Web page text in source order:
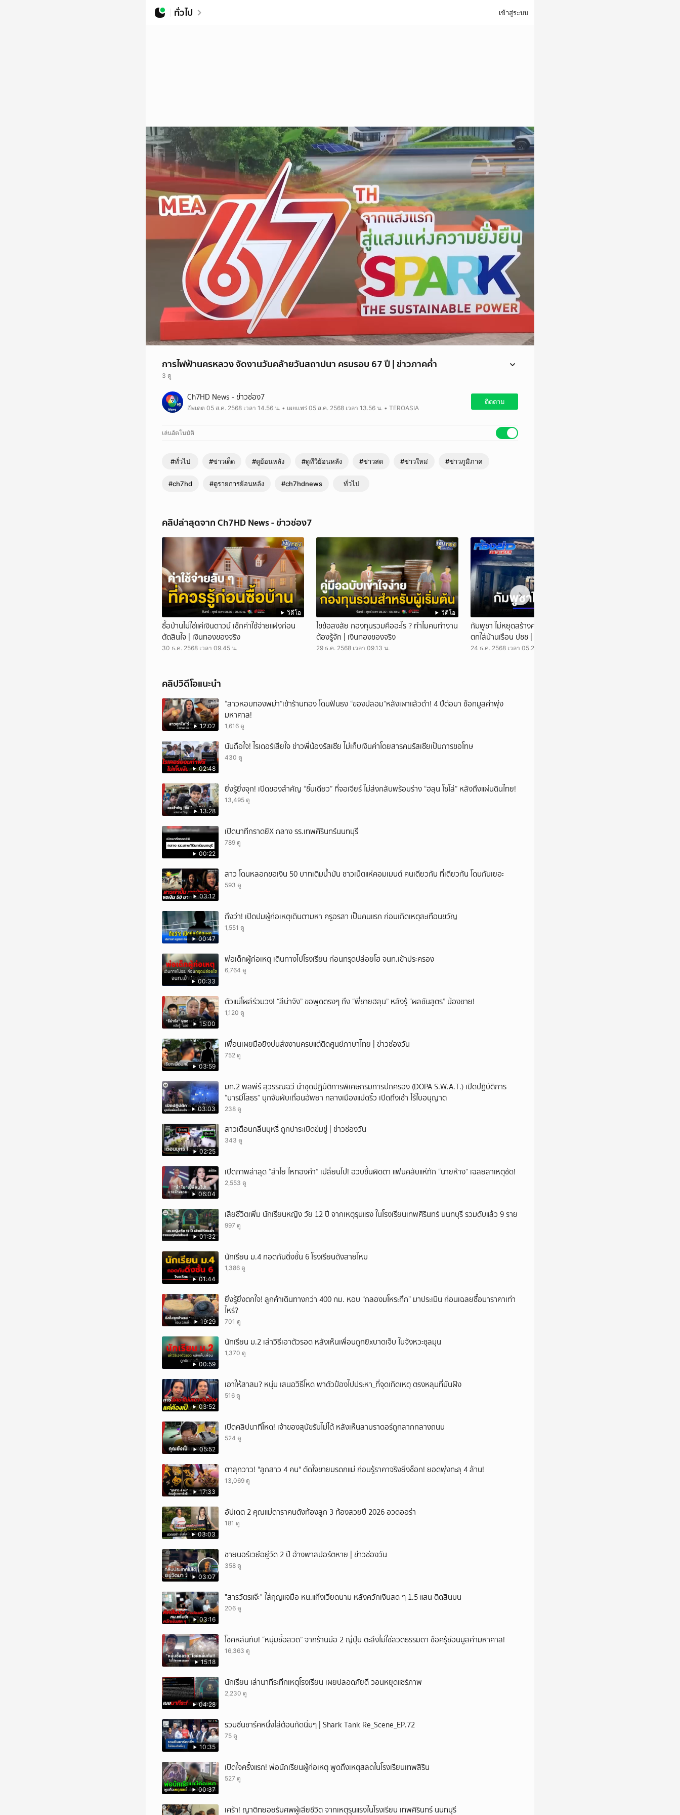
ทั่วไป เข้าสู่ระบบ
การไฟฟ้านครหลวง จัดงานวันคล้ายวันสถาปนา ครบรอบ 67 ปี | ข่าวภาคค่ำ
3 ดู
การไฟฟ้านครหลวง จัดงานวันคล้ายวันสถาปนา ครบรอบ 67 ปี | ข่าวภาคค่ำ
ข่าวภาคค่ำ - MEA จัดงานวันคล้ายวันสถาปนา ครบรอบ 67 ปี พร้อมเตรียมเปิดพิพิธภัณฑ์การไฟฟ้าไทย เมื่อเร็ว ๆ นี้ MEA หรือ
การไฟฟ้านครหลวง จัดงานวันคล้ายวันสถาปนา ครบรอบ 67 ปี ในธีม จากแสงแรก สู่แสงแห่งความยั่งยืน-67th SPARK The
Sustainable Power โดยมีผู้บริหารหน่วยงานทั้งภาครัฐและเอกชน ร่วมแสดงความยินดี พร้อมร่วมบริจาคเงินให้กับ มูลนิธิ
อนุเคราะห์คนพิการฯ มูลนิธิบูรณะชนบทแห่งประเทศไทยฯ และมูลนิธิอุทยานสิ่งแวดล้อมนานาชาติสิรินธร เพื่อสนับสนุนกิจกรรม
สาธารณะประโยชน์ในการพัฒนาและยกระดับคุณภาพชีวิตของคนในสังคม พร้อมเตรียมเปิด MEA SPARK พิพิธภัณฑ์การไฟฟ้า
นวัตกรรมพลังงานอัจฉริยะ พร้อมยกระดับงานบริการดิจิทัลเต็มรูปแบบ และจะเดินหน้าตามเป้าหมาย Carbon Neutrality ปี
2593 เพื่ออนาคตพลังงานของประเทศไทยที่สะอาด เป็นธรรม และยั่งยืน กดติดตามช่อง CH7HD News ได้ที่ :
https://cutt.ly/YTch7hdnews ติดตามข่าวสารเพิ่มเติมได้ที่ : https://news.ch7.com #ข่าวภาคค่ำ #ข่าวช่อง7
#CH7HDNEWS ติดตาม CH7HD News และ TERO Digital ได้ที่ : https://linktr.ee/ch7hdnews_tero
Ch7HD News - ข่าวช่อง7
อัพเดต 05 ส.ค. 2568 เวลา 14.56 น. • เผยแพร่ 05 ส.ค. 2568 เวลา 13.56 น. • TEROASIA
ติดตาม
เล่นอัตโนมัติ
#ทั่วไป #ข่าวเด็ด #ดูย้อนหลัง #ดูทีวีย้อนหลัง #ข่าวสด #ข่าวใหม่ #ข่าวภูมิภาค
#ch7hd #ดูรายการย้อนหลัง #ch7hdnews ทั่วไป
คลิปล่าสุดจาก Ch7HD News - ข่าวช่อง7
วิดีโอ
ซื้อบ้านไม่ใช่แค่เงินดาวน์ เช็กค่าใช้จ่ายแฝงก่อน
ตัดสินใจ | เงินทองของจริง
30 ธ.ค. 2568 เวลา 09.45 น.
วิดีโอ
ไขข้อสงสัย กองทุนรวมคืออะไร ? ทำไมคนทำงาน
ต้องรู้จัก | เงินทองของจริง
29 ธ.ค. 2568 เวลา 09.13 น.
กัมพูชา ไม่หยุดสร้างความเสียหาย ยิง BM-21
ตกใส่บ้านเรือน ปชช | ห้องข่าวภาคเที่ยง
24 ธ.ค. 2568 เวลา 05.20 น.
คลิปวิดีโอแนะนำ
12:02
“สาวหอบทองพม่า”เข้าร้านทอง โดนฟันธง “ของปลอม”หลังเผาแล้วดำ! 4 ปีต่อมา ช็อกมูลค่าพุ่ง
มหาศาล!
1,616 ดู
02:48
นับถือใจ! ไรเดอร์เสียใจ ข่าวพี่น้องรัสเซีย ไม่เก็บเงินค่าโดยสารคนรัสเซียเป็นการขอโทษ
430 ดู
13:28
ยิ่งรู้ยิ่งจุก! เปิดของสำคัญ “ชิ้นเดียว” ที่จอเจียร์ ไม่ส่งกลับพร้อมร่าง “ฮลุน โซโล่” หลังถึงแผ่นดินไทย!
13,495 ดู
00:22
เปิดนาทีกราดยิX กลาง รร.เทพศิรินทร์นนทบุรี
789 ดู
03:12
สาว โดนหลอกขอเงิน 50 บาทเติมน้ำมัน ชาวเน็ตแห่คอมเมนต์ คนเดียวกัน ที่เดียวกัน โดนกันเยอะ
593 ดู
00:47
ถึงว่า! เปิดปมผู้ก่อเหตุเดินตามหา ครูอรสา เป็นคนแรก ก่อนเกิดเหตุสะเทือนขวัญ
1,551 ดู
00:33
พ่อเด็กผู้ก่อเหตุ เดินทางไปโรงเรียน ก่อนทรุดปล่อยโฮ จนท.เข้าประครอง
6,764 ดู
15:00
ตัวแม่โผล่ร่วมวง! “ลีน่าจัง” ขอพูดตรงๆ ถึง “พี่ชายฮลุน” หลังรู้ “ผลชันสูตร” น้องชาย!
1,120 ดู
03:59
เพื่อนเผยมือยิงบ่นส่งงานครบแต่ติดศูนย์ภาษาไทย | ข่าวช่องวัน
752 ดู
03:03
มท.2 พลพีร์ สุวรรณฉวี นำชุดปฏิบัติการพิเศษกรมการปกครอง (DOPA S.W.A.T.) เปิดปฏิบัติการ
“บารมีโสธร” บุกจับผับเถื่อนอัพยา กลางเมืองแปดริ้ว เปิดถึงเช้า ไร้ใบอนุญาต
238 ดู
02:25
สาวเตือนกลิ่นบุหรี่ ถูกปาระเบิดข่มขู่ | ข่าวช่องวัน
343 ดู
06:04
เปิดภาพล่าสุด “ลำไย ไหทองคำ” เปลี่ยนไป! อวบขึ้นผิดตา แฟนคลับแห่ทัก “นายห้าง” เฉลยสาเหตุชัด!
2,553 ดู
01:32
เสียชีวิตเพิ่ม นักเรียนหญิง วัย 12 ปี จากเหตุรุนแรง ในโรงเรียนเทพศิรินทร์ นนทบุรี รวมดับแล้ว 9 ราย
997 ดู
01:44
นักเรียน ม.4 กอดกันดิ่งชั้น 6 โรงเรียนดังสายไหม
1,386 ดู
19:29
ยิ่งรู้ยิ่งตกใจ! ลูกค้าเดินทางกว่า 400 กม. หอบ “กลองมโหระทึก” มาประเมิน ก่อนเฉลยซื้อมาราคาเท่า
ไหร่?
701 ดู
00:59
นักเรียน ม.2 เล่าวิธีเอาตัวรอด หลังเห็นเพื่อนถูกยิxบาดเจ็บ ในจังหวะชุลมุน
1,370 ดู
03:52
เอาให้สาสม? หนุ่ม เสนอวิธีโหด พาตัวป๋องไปประหา_ที่จุดเกิดเหตุ ตรงหลุมที่มันฝัง
516 ดู
05:52
เปิดคลิปนาทีโหด! เจ้าของสุนัขรับไม่ได้ หลังเห็นลาบราดอร์ถูกลากกลางถนน
524 ดู
17:33
ตาลุกวาว! "ลูกสาว 4 คน" ตัดใจขายมรดกแม่ ก่อนรู้ราคาจริงยิ่งช็อก! ยอดพุ่งทะลุ 4 ล้าน!
13,069 ดู
03:03
อัปเดต 2 คุณแม่ดาราคนดังท้องลูก 3 ท้องสวยปี 2026 อวดออร่า
181 ดู
03:07
ชายนอร์เวย์อยู่วัด 2 ปี อ้างพาสปอร์ตหาย | ข่าวช่องวัน
358 ดู
03:16
"สารวัตรแจ๊ะ" ใส่กุญแจมือ หน.แก๊งเวียดนาม หลังควักเงินสด ๆ 1.5 แสน ติดสินบน
206 ดู
15:18
โชคหล่นทับ! “หนุ่มซื้อลวด” จากร้านมือ 2 ญี่ปุ่น ตะลึงไม่ใช่ลวดธรรมดา ช็อครู้ซ่อนมูลค่ามหาศาล!
16,363 ดู
04:28
นักเรียน เล่านาทีระทึกเหตุโรงเรียน เผยปลอดภัยดี วอนหยุดแชร์ภาพ
2,230 ดู
10:35
รวมซีนชาร์คหนึ่งไล่ต้อนกัดนิ่มๆ | Shark Tank Re_Scene_EP.72
75 ดู
00:37
เปิดใจครั้งแรก! พ่อนักเรียนผู้ก่อเหตุ พูดถึงเหตุสลดในโรงเรียนเทพสิริน
527 ดู
เศร้า! ญาติทยอยรับศพผู้เสียชีวิต จากเหตุรุนแรงในโรงเรียน เทพศิรินทร์ นนทบุรี